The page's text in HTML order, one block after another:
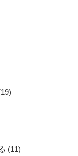
(11)